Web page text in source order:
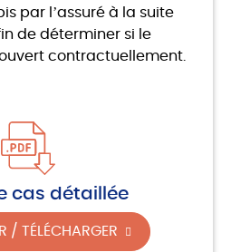
par l’assuré à la suite
de déterminer si le
contractuellement.
cas détaillée
/ TÉLÉCHARGER